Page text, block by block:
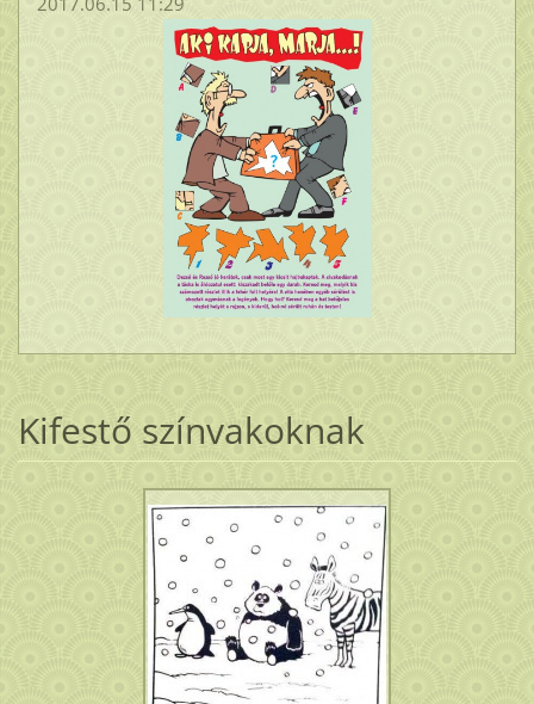
Kifestő színvakoknak